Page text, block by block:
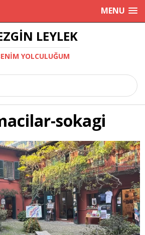
MENU
LEYLEK
YOLCULUĞUM
sokagi